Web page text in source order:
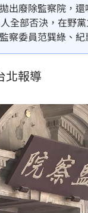
出廢除監察院，
全部否決，在野
察委員范巽綠、
拍連環爆提出糾
的沒有監察院，那
北報導